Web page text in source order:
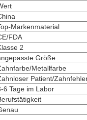
Markenmaterial
FDA
2
Größe
Metallfarbe
Patient/
6 Tage im Labor